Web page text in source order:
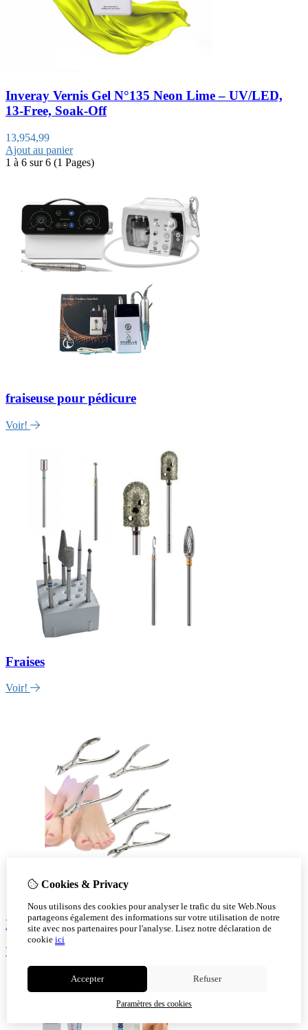
Inveray Vernis Gel N°135 Neon Lime – UV/LED,
13-Free, Soak-Off
13,954,99
Ajout au panier
1 à 6 sur 6 (1 Pages)
fraiseuse pour pédicure
Voir!
Fraises
Voir!
Instruments
Voir!
Cookies & Privacy
Nous utilisons des cookies pour analyser le trafic du site Web.Nous
partageons également des informations sur votre utilisation de notre
site avec nos partenaires pour l'analyse. Lisez notre déclaration de
cookie ici
Accepter Refuser
Paramètres des cookies